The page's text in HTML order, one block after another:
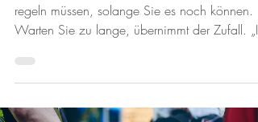
regeln müssen, solange Sie es noch können.
Warten Sie zu lange, übernimmt der Zufall.